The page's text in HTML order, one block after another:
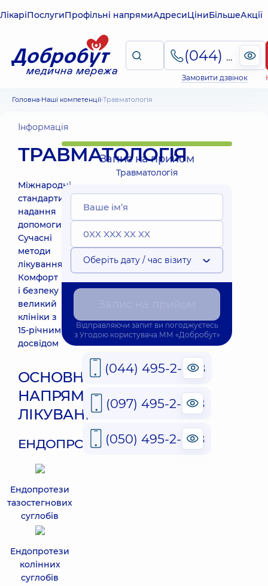
ЛікаріПослугиПрофільні напрямиАдресиЦіниБільшеАкції
(044) 495-2-888
Замовити дзвінок
Головна Наші компетенції Травматологія
Інформація
ТРАВМАТОЛОГІЯ
Міжнародні
стандарти
надання
допомоги.
Сучасні
методи
лікування.
Комфорт
і безпеку
великий
клініки з
15-річним
досвідом
ОСНОВНІ
НАПРЯМКИ
ЛІКУВАННЯ:
ЕНДОПРОТЕЗУВАННЯ:
Ендопротези
тазостегнових
суглобів
Ендопротези
колінних
суглобів
Запис на прийом
Травматологія
Оберіть дату / час візиту
Відправляючи запит ви погоджуєтесь
з Угодою користувача ММ «Добробут»
(044) 495-2-888
(097) 495-2-888
(050) 495-2-888